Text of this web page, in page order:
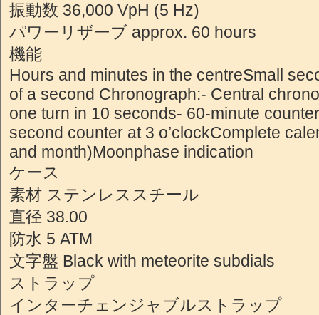
振動数 36,000 VpH (5 Hz)
パワーリザーブ approx. 60 hours
機能
Hours and minutes in the centreSmall
of a second Chronograph:- Central
one turn in 10 seconds- 60-minute
second counter at 3 o’clockComplete
and month)Moonphase indication
ケース
素材 ステンレススチール
直径 38.00
防水 5 ATM
文字盤 Black with meteorite subdials
ストラップ
インターチェンジャブルストラップ